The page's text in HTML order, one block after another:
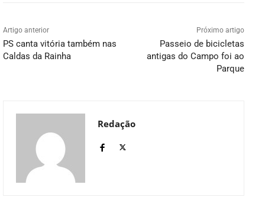
Artigo anterior
PS canta vitória também nas
Caldas da Rainha
Próximo artigo
Passeio de bicicletas
antigas do Campo foi ao
Parque
Redação